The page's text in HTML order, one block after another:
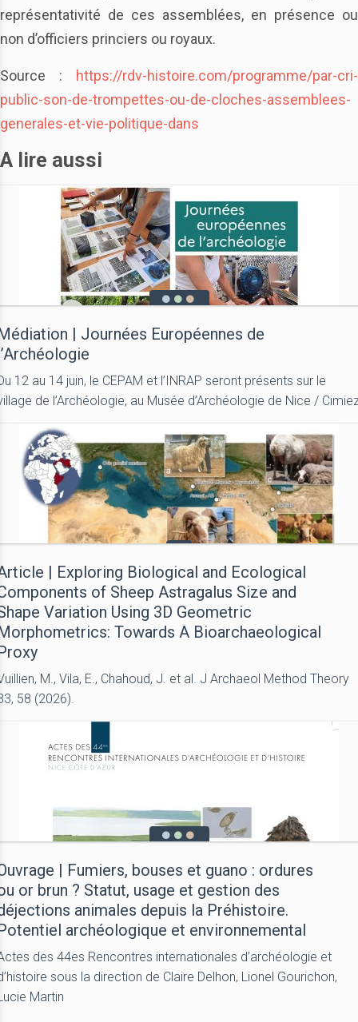
représentativité de ces assemblées, en présence ou
non d’officiers princiers ou royaux.
Source : https://rdv-histoire.com/programme/par-cri-
public-son-de-trompettes-ou-de-cloches-assemblees-
generales-et-vie-politique-dans
A lire aussi
| Journées Européennes de
12 au 14 juin, le CEPAM et l’INRAP seront présents sur le
de l’Archéologie, au Musée d’Archéologie de Nice /
| Exploring Biological and Ecological
of Sheep Astragalus Size and
Variation Using 3D Geometric
Towards A Bioarchaeological
M., Vila, E., Chahoud, J. et al. J Archaeol Method Theory
58 (2026).
| Fumiers, bouses et guano : ordures
or brun ? Statut, usage et gestion des
animales depuis la Préhistoire.
archéologique et environnemental
des 44es Rencontres internationales d’archéologie et
sous la direction de Claire Delhon, Lionel Gourichon,
Martin